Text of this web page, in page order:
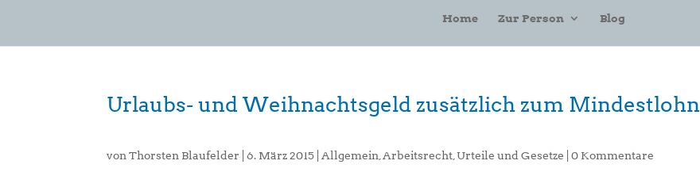
Home Zur Person Blog
Urlaubs- und Weihnachtsgeld zusätzlich zum Mindestlohn
vonThorsten Blaufelder |6. März 2015 Allgemein Arbeitsrecht ,Urteile und Gesetze |0 Kommentare